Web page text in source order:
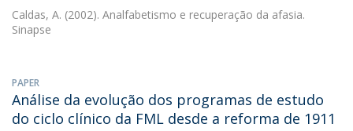
Caldas, A. (2002). Analfabetismo e recuperação da afasia.
Sinapse
PAPER
Análise da evolução dos programas de estudo
do ciclo clínico da FML desde a reforma de 1911